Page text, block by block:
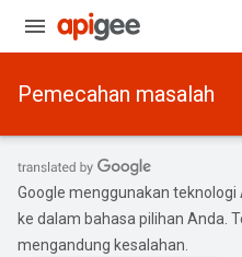
Pemecahan masalah
Google menggunakan
ke dalam bahasa pilihan Anda.
mengandung kesalahan.